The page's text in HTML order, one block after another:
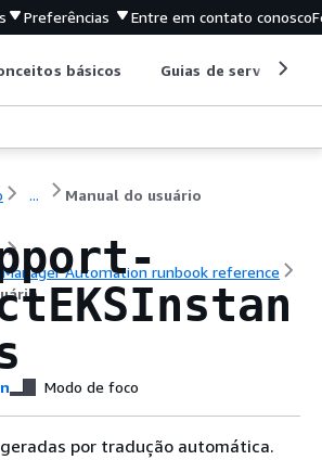
Preferências Entre em contato conosco
básicos Guias de serviço
... Manual do usuário
Automation runbook reference
Modo de foco
por tradução automática.